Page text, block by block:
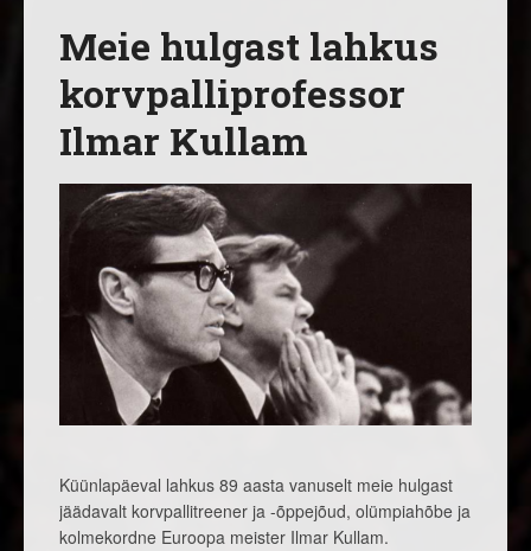
Meie hulgast lahkus
korvpalliprofessor
Ilmar Kullam
Küünlapäeval lahkus 89 aasta vanuselt meie hulgast
jäädavalt korvpallitreener ja -õppejõud, olümpiahõbe ja
kolmekordne Euroopa meister Ilmar Kullam.